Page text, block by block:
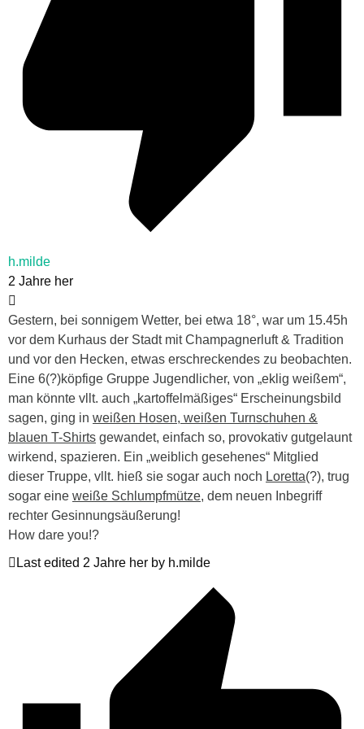
h.milde
2 Jahre her
Gestern, bei sonnigem Wetter, bei etwa 18°, war um 15.45h
vor dem Kurhaus der Stadt mit Champagnerluft & Tradition
und vor den Hecken, etwas erschreckendes zu beobachten.
Eine 6(?)köpfige Gruppe Jugendlicher, von „eklig weißem“,
man könnte vllt. auch „kartoffelmäßiges“ Erscheinungsbild
sagen, ging in weißen Hosen, weißen Turnschuhen &
blauen T-Shirts gewandet, einfach so, provokativ gutgelaunt
wirkend, spazieren. Ein „weiblich gesehenes“ Mitglied
dieser Truppe, vllt. hieß sie sogar auch noch Loretta(?), trug
sogar eine weiße Schlumpfmütze, dem neuen Inbegriff
rechter Gesinnungsäußerung!
How dare you!?
Last edited 2 Jahre her by h.milde